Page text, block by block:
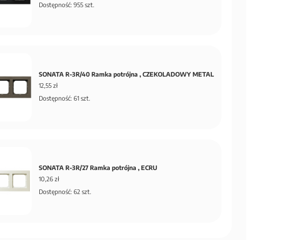
Dostępność: 955 szt.
SONATA R-3R/40 Ramka potrójna , CZEKOLADOWY METAL
12,55 zł
Dostępność: 61 szt.
SONATA R-3R/27 Ramka potrójna , ECRU
10,26 zł
Dostępność: 62 szt.